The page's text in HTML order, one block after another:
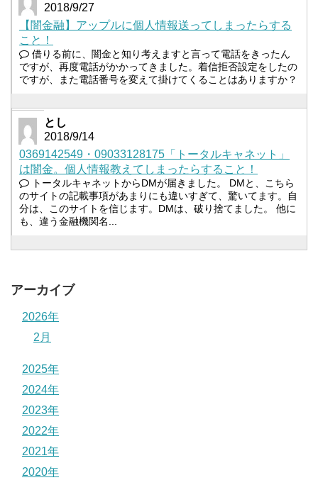
2018/9/27
【闇金融】アップルに個人情報送ってしまったらする
こと！
借りる前に、闇金と知り考えますと言って電話をきったん
ですが、再度電話がかかってきました。着信拒否設定をしたの
ですが、また電話番号を変えて掛けてくることはありますか？
とし
2018/9/14
0369142549・09033128175「トータルキャネット」
は闇金。個人情報教えてしまったらすること！
トータルキャネットからDMが届きました。 DMと、こちら
のサイトの記載事項があまりにも違いすぎて、驚いてます。自
分は、このサイトを信じます。DMは、破り捨てました。 他に
も、違う金融機関名...
アーカイブ
2026年
2月
2025年
2024年
2023年
2022年
2021年
2020年